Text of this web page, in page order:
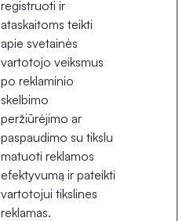
registruoti ir
ataskaitoms teikti
apie svetainės
vartotojo veiksmus
po reklaminio
skelbimo
peržiūrėjimo ar
paspaudimo su tikslu
matuoti reklamos
efektyvumą ir pateikti
vartotojui tikslines
reklamas.